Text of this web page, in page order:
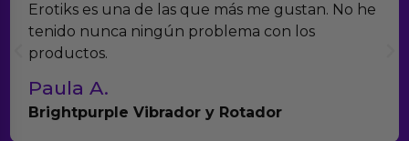
Erotiks es una de las que más me gustan. No he
tenido nunca ningún problema con los
productos.
Paula A.
Brightpurple Vibrador y Rotador